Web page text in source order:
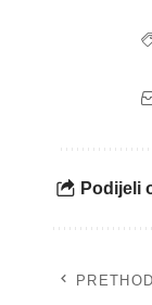
Podijeli